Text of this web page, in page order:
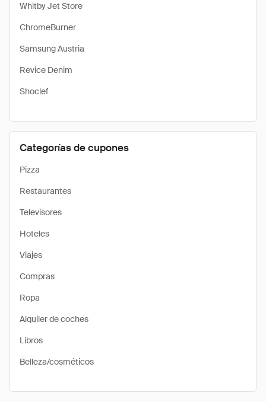
Whitby Jet Store
ChromeBurner
Samsung Austria
Revice Denim
Shoclef
Categorías de cupones
Pizza
Restaurantes
Televisores
Hoteles
Viajes
Compras
Ropa
Alquiler de coches
Libros
Belleza/cosméticos